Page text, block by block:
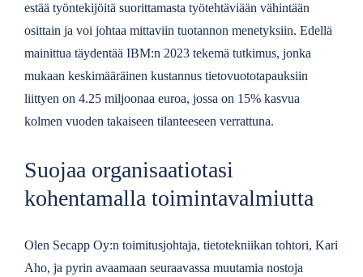
estää työntekijöitä suorittamasta työtehtäviään vähintään
osittain ja voi johtaa mittaviin tuotannon menetyksiin. Edellä
mainittua täydentää IBM:n 2023 tekemä tutkimus, jonka
mukaan keskimääräinen kustannus tietovuototapauksiin
liittyen on 4.25 miljoonaa euroa, jossa on 15% kasvua
kolmen vuoden takaiseen tilanteeseen verrattuna.
Suojaa organisaatiotasi
kohentamalla toimintavalmiutta
Olen Secapp Oy:n toimitusjohtaja, tietotekniikan tohtori, Kari
Aho, ja pyrin avaamaan seuraavassa muutamia nostoja